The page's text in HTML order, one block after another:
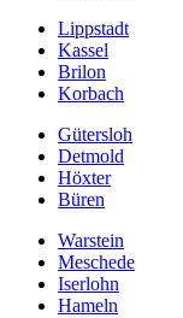
Lippstadt
Kassel
Brilon
Korbach
Gütersloh
Detmold
Höxter
Büren
Warstein
Meschede
Iserlohn
Hameln